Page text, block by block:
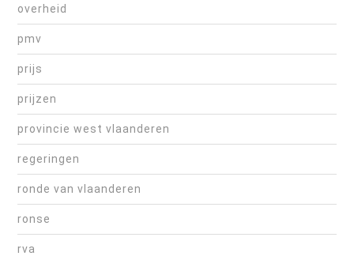
overheid
pmv
prijs
prijzen
provincie west vlaanderen
regeringen
ronde van vlaanderen
ronse
rva